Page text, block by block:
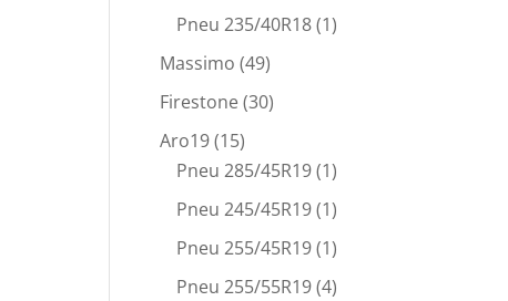
Pneu 235/40R18(1)
Massimo (49)
Firestone(30)
Aro19(15)
Pneu 285/45R19(1)
Pneu 245/45R19(1)
Pneu 255/45R19(1)
Pneu 255/55R19(4)